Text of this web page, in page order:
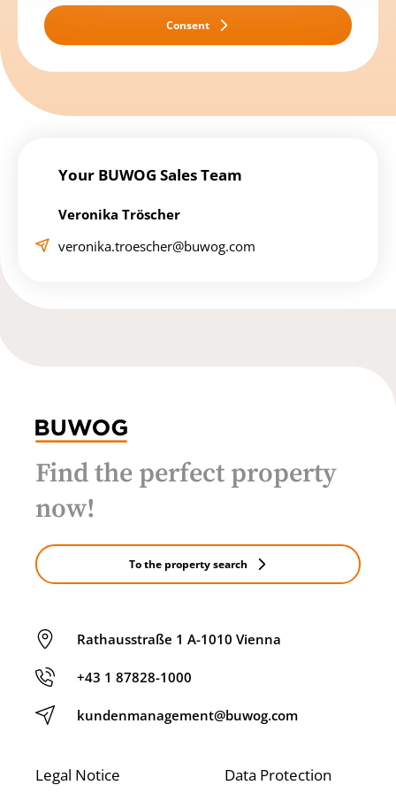
Consent
Your BUWOG Sales Team
Veronika Tröscher
veronika.troescher@buwog.com
Rathausstraße 1 A-1010 Vienna
+43 1 87828-1000
kundenmanagement@buwog.com
Legal Notice Data Protection
Find the perfect property
now!
To the property search